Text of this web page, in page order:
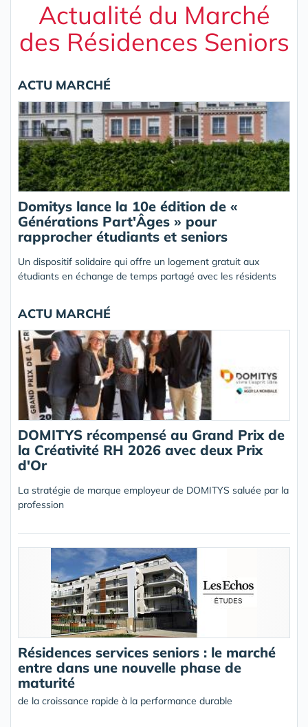
Actualité du Marché
des Résidences Seniors
ACTU MARCHÉ
Domitys lance la 10e édition de «
Générations Part'Âges » pour
rapprocher étudiants et seniors
Un dispositif solidaire qui offre un logement gratuit aux
étudiants en échange de temps partagé avec les résidents
ACTU MARCHÉ
DOMITYS récompensé au Grand Prix de
la Créativité RH 2026 avec deux Prix
d'Or
La stratégie de marque employeur de DOMITYS saluée par la
profession
Résidences services seniors : le marché
entre dans une nouvelle phase de
maturité
de la croissance rapide à la performance durable